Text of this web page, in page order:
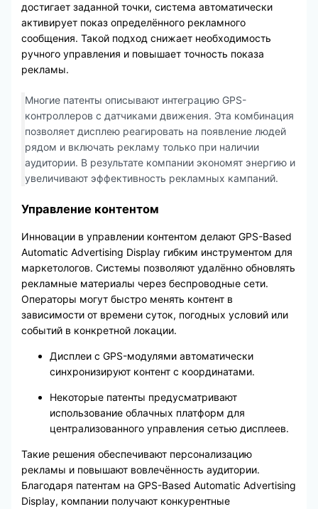
достигает заданной точки, система автоматически
активирует показ определённого рекламного
сообщения. Такой подход снижает необходимость
ручного управления и повышает точность показа
рекламы.
Многие патенты описывают интеграцию GPS-
контроллеров с датчиками движения. Эта комбинация
позволяет дисплею реагировать на появление людей
рядом и включать рекламу только при наличии
аудитории. В результате компании экономят энергию и
увеличивают эффективность рекламных кампаний.
Управление контентом
Инновации в управлении контентом делают GPS-Based
Automatic Advertising Display гибким инструментом для
маркетологов. Системы позволяют удалённо обновлять
рекламные материалы через беспроводные сети.
Операторы могут быстро менять контент в
зависимости от времени суток, погодных условий или
событий в конкретной локации.
Дисплеи с GPS-модулями автоматически
синхронизируют контент с координатами.
Некоторые патенты предусматривают
использование облачных платформ для
централизованного управления сетью дисплеев.
Такие решения обеспечивают персонализацию
рекламы и повышают вовлечённость аудитории.
Благодаря патентам на GPS-Based Automatic Advertising
Display, компании получают конкурентные